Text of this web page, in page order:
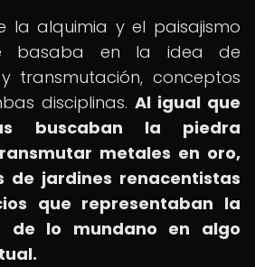
la alquimia y el paisajismo
basaba en la idea de
transmutación, conceptos
disciplinas. Al igual que
buscaban la piedra
metales en oro,
de jardines renacentistas
que representaban la
de lo mundano en algo